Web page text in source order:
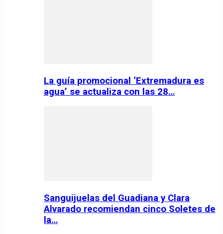
La guía promocional ‘Extremadura es
agua’ se actualiza con las 28…
Sanguijuelas del Guadiana y Clara
Alvarado recomiendan cinco Soletes de
la…